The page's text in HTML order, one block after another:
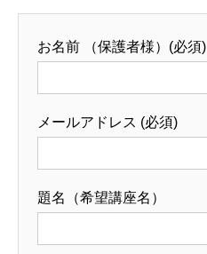
お名前 （保護者様）(必須)
メールアドレス (必須)
題名（希望講座名）